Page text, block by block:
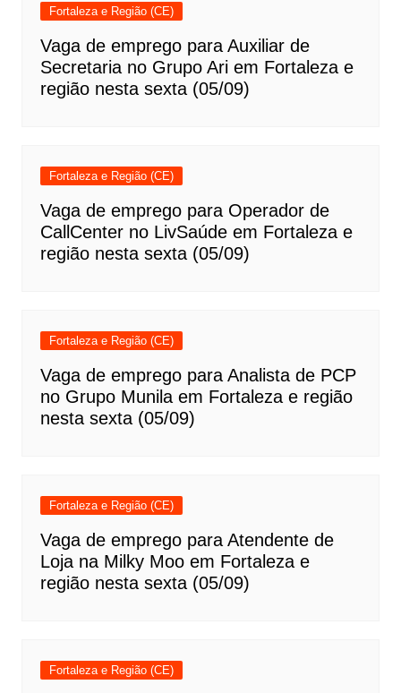
Fortaleza e Região (CE)
Vaga de emprego para Auxiliar de
Secretaria no Grupo Ari em Fortaleza e
região nesta sexta (05/09)
Fortaleza e Região (CE)
Vaga de emprego para Operador de
CallCenter no LivSaúde em Fortaleza e
região nesta sexta (05/09)
Fortaleza e Região (CE)
Vaga de emprego para Analista de PCP
no Grupo Munila em Fortaleza e região
nesta sexta (05/09)
Fortaleza e Região (CE)
Vaga de emprego para Atendente de
Loja na Milky Moo em Fortaleza e
região nesta sexta (05/09)
Fortaleza e Região (CE)